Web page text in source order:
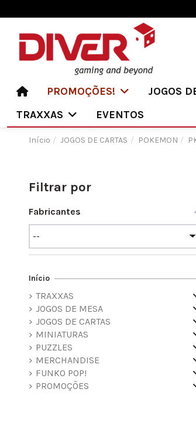
PROMOÇÕES! JOGOS
TRAXXAS
EVENTOS
Início JOGOS DE CARTAS POKEMON
Filtrar por
Fabricantes
Início
TRAXXAS
JOGOS DE MESA
JOGOS DE CARTAS
MINIATURAS
PUZZLES
MERCHANDISE
FUNKO POP!
PROMOÇÕES